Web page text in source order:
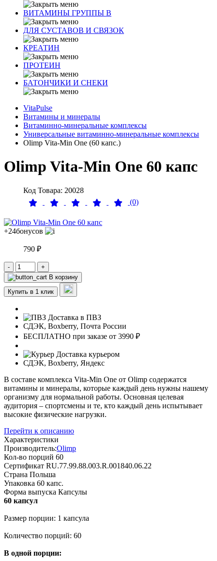
ВИТАМИНЫ ГРУППЫ В
ДЛЯ СУСТАВОВ И СВЯЗОК
КРЕАТИН
ПРОТЕИН
БАТОНЧИКИ И СНЕКИ
VitaPulse
Витамины и минералы
Витаминно-минеральные комплексы
Универсальные витаминно-минеральные комплексы
Olimp Vita-Min One (60 капс.)
Olimp Vita-Min One 60 капс
Код Товара: 20028
(0)
+24бонусов
790 ₽
-
+
В корзину
Купить в 1 клик
Доставка в ПВЗ
СДЭК, Boxberry, Почта России
БЕСПЛАТНО при заказе от 3990 ₽
Доставка курьером
СДЭК, Boxberry, Яндекс
В составе комплекса Vita-Min One от Olimp содержатся
витамины и минералы, которые каждый день нужны нашему
организму для нормальной работы. Основная целевая
аудитория – спортсмены и те, кто каждый день испытывает
высокие физические нагрузки.
Перейти к описанию
Характеристики
Производитель:Olimp
Кол-во порций 60
Сертификат RU.77.99.88.003.R.001840.06.22
Страна Польша
Упаковка 60 капс.
Форма выпуска Капсулы
60 капсул
Размер порции: 1 капсула
Количество порций: 60
В одной порции: